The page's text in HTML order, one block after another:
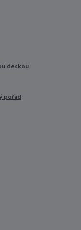
deskou
pořad